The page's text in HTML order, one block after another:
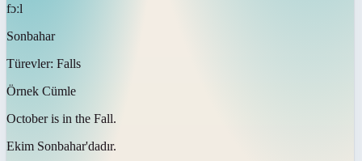
fɔːl
Sonbahar
Türevler: Falls
Örnek Cümle
October is in the Fall.
Ekim Sonbahar'dadır.